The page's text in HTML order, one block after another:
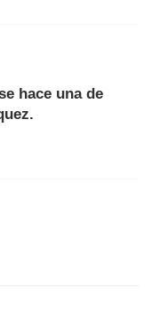
hace una de